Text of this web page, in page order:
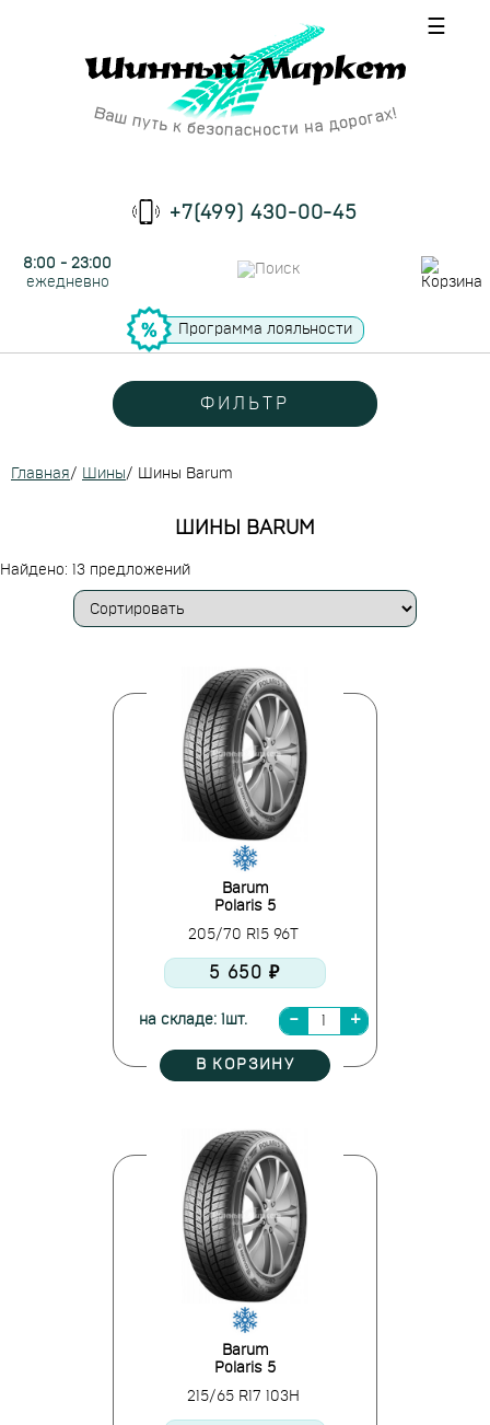
☰
+7(499) 430-00-45
8:00 - 23:00
ежедневно
Программа лояльности
ФИЛЬТР
Главная/ Шины/ Шины Barum
ШИНЫ BARUM
Найдено: 13 предложений
Barum
Polaris 5
205/70 R15 96T
5 650 ₽
на складе: 1шт.
В КОРЗИНУ
Barum
Polaris 5
215/65 R17 103H